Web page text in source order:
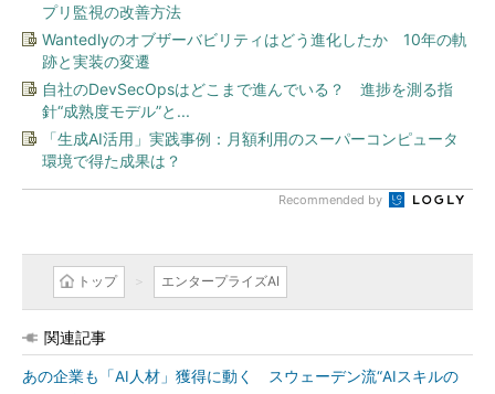
プリ監視の改善方法
Wantedlyのオブザーバビリティはどう進化したか 10年の軌
跡と実装の変遷
自社のDevSecOpsはどこまで進んでいる？ 進捗を測る指
針“成熟度モデル”と...
「生成AI活用」実践事例：月額利用のスーパーコンピュータ
環境で得た成果は？
Recommended by
トップ エンタープライズAI
関連記事
あの企業も「AI人材」獲得に動く スウェーデン流“AIスキルの